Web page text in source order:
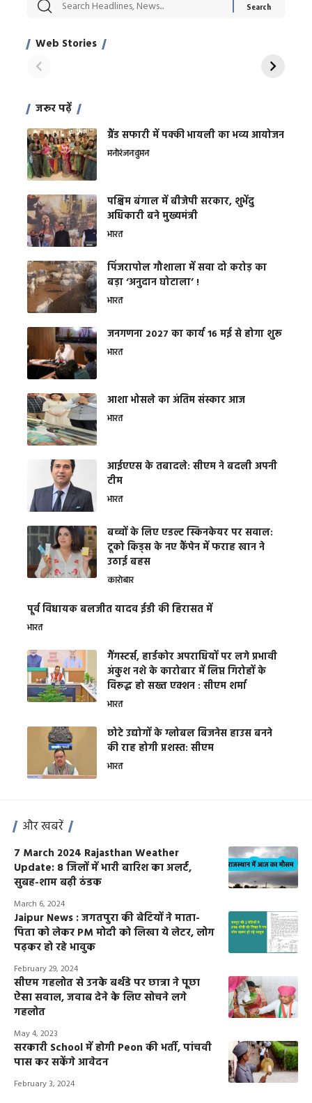
Web Stories
सट्टेबाजी में अरेस्ट हुए
साहिल खान
रोज एक कच्चे लहसुन
जरूर पढ़ें
ग्रैंड सफारी में पक्की भायली का भव्य आयोजन
मनोरंजनवुमन
पश्चिम बंगाल में बीजेपी सरकार, शुभेंदु
अधिकारी बने मुख्यमंत्री
भारत
​पिंजरापोल गौशाला में सवा दो करोड़ का
बड़ा ‘अनुदान घोटाला’ !
भारत
जनगणना 2027 का कार्य 16 मई से होगा शुरू
भारत
आशा भोसले का अंतिम संस्कार आज
भारत
आईएएस के तबादले: सीएम ने बदली अपनी
टीम
भारत
बच्चों के लिए एडल्ट स्किनकेयर पर सवाल:
टूको किड्स के नए कैंपेन में फराह खान ने
उठाई बहस
कारोबार
पूर्व विधायक बलजीत यादव ईडी की हिरासत में
भारत
गैंगस्टर्स, हार्डकोर अपराधियों पर लगे प्रभावी
अंकुश नशे के कारोबार में लिप्त गिरोहों के
विरूद्ध हो सख्त एक्शन : सीएम शर्मा
भारत
छोटे उद्योगों के ग्लोबल बिजनेस हाउस बनने
की राह होगी प्रशस्त: सीएम
भारत
और खबरें
7 March 2024 Rajasthan Weather
Update: 8 जिलों में भारी बारिश का अलर्ट,
सुबह-शाम बढ़ी ठंडक
March 6, 2024
Jaipur News : जगतपुरा की बेटियों ने माता-
पिता को लेकर PM मोदी को लिखा ये लेटर, लोग
पढ़कर हो रहे भावुक
February 29, 2024
सीएम गहलोत से उनके बर्थडे पर छात्रा ने पूछा
ऐसा सवाल, जवाब देने के लिए सोचने लगे
गहलोत
May 4, 2023
सरकारी School में होगी Peon की भर्ती, पांचवी
पास कर सकेंगे आवेदन
February 3, 2024